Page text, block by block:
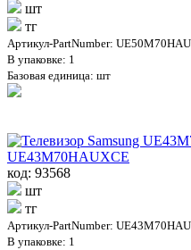
шт
тг
Артикул-PartNumber:
В упаковке: 1
Базовая единица: шт
UE43M70HAUXCE
код: 93568
шт
тг
Артикул-PartNumber:
В упаковке: 1